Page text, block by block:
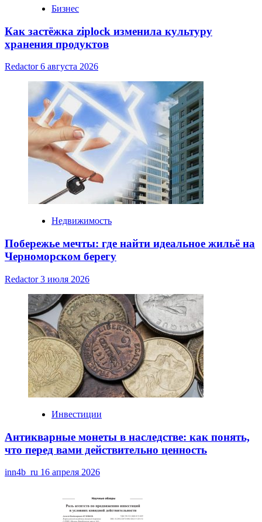
Бизнес
Как застёжка ziplock изменила культуру
хранения продуктов
Redactor6 августа 2026
Недвижимость
Побережье мечты: где найти идеальное жильё на
Черноморском берегу
Redactor3 июля 2026
Инвестиции
Антикварные монеты в наследстве: как понять,
что перед вами действительно ценность
inn4b_ru 16 апреля 2026